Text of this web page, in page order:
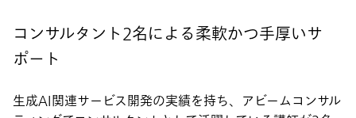
コンサルタント2名による柔軟かつ手厚いサ
ポート
生成AI関連サービス開発の実績を持ち、アビームコンサル